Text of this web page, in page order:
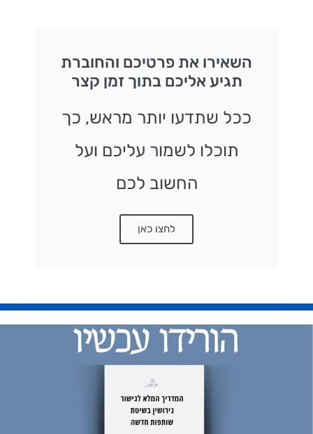
השאירו את פרטיכם והחוברת
תגיע אליכם בתוך זמן קצר
ככל שתדעו יותר מראש, כך
תוכלו לשמור עליכם ועל
החשוב לכם
לחצו כאן